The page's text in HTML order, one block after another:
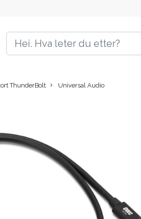
ThunderBolt Universal Audio